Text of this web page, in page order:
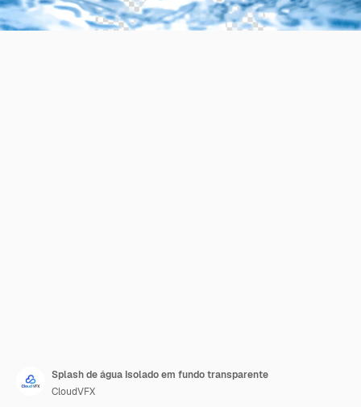
Splash de água Isolado em fundo transparente
CloudVFX